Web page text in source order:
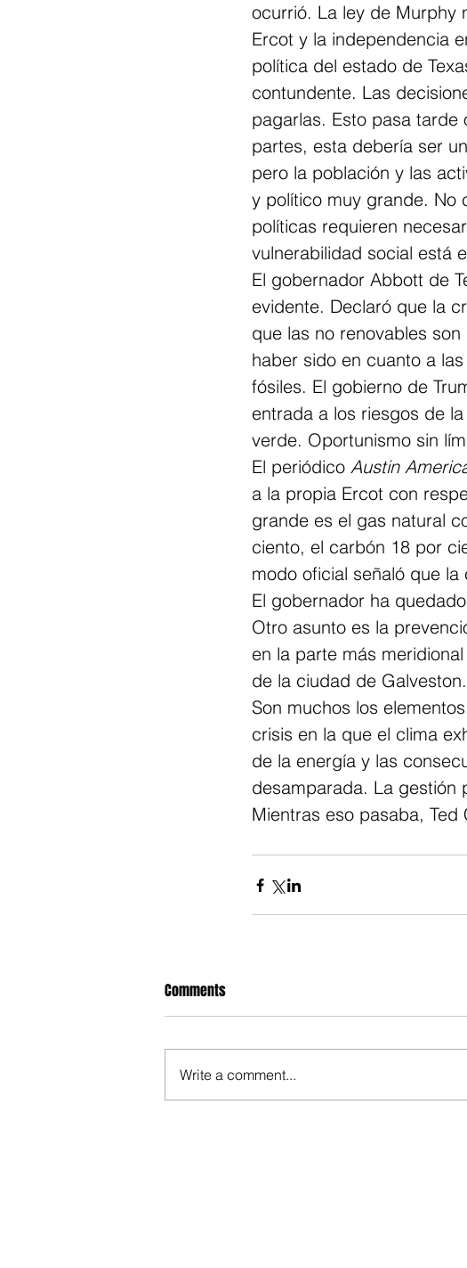
ocurrió. La ley de Murphy
Ercot y la independencia
política del estado de
contundente. Las
pagarlas. Esto pasa
partes, esta debería ser
pero la población y las
y político muy grande. No
políticas requieren
vulnerabilidad social está
El gobernador Abbott de
evidente. Declaró que la
que las no renovables
haber sido en cuanto a
fósiles. El gobierno de
entrada a los riesgos de
verde. Oportunismo sin
El periódico Austin
a la propia Ercot con
grande es el gas natural
ciento, el carbón 18 por
modo oficial señaló que
El gobernador ha
Otro asunto es la
en la parte más
de la ciudad de Galveston.
Son muchos los
crisis en la que el clima
de la energía y las
desamparada. La gestión
Mientras eso pasaba,
Comments
Write a comment...